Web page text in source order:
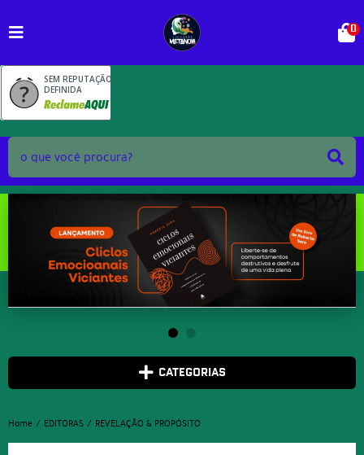
SEM REPUTAÇÃO
DEFINIDA
0
CATEGORIAS
Home EDITORAS REVELAÇÃO & PROPÓSITO